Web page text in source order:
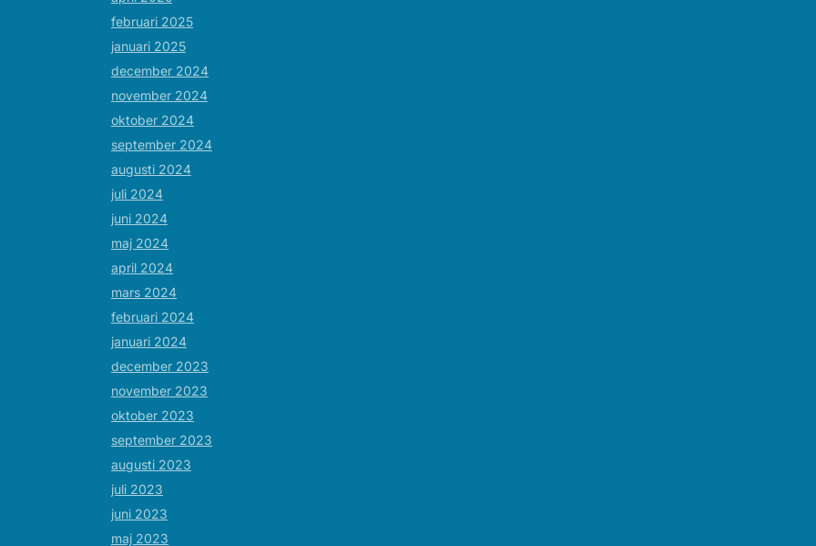
februari 2025
januari 2025
december 2024
november 2024
oktober 2024
september 2024
augusti 2024
juli 2024
juni 2024
maj 2024
april 2024
mars 2024
februari 2024
januari 2024
december 2023
november 2023
oktober 2023
september 2023
augusti 2023
juli 2023
juni 2023
maj 2023